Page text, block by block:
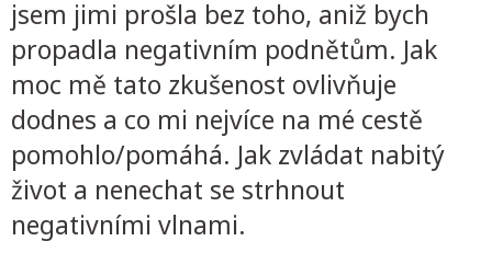
jsem jimi prošla bez toho, aniž bych
propadla negativním podnětům. Jak
moc mě tato zkušenost ovlivňuje
dodnes a co mi nejvíce na mé cestě
pomohlo/pomáhá. Jak zvládat nabitý
život a nenechat se strhnout
negativními vlnami.